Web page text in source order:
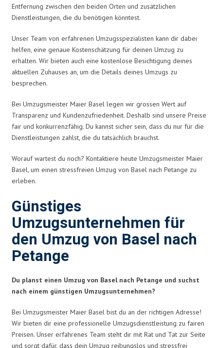
Entfernung zwischen den beiden Orten und zusätzlichen
Dienstleistungen, die du benötigen könntest.
Unser Team von erfahrenen Umzugsspezialisten kann dir dabei
helfen, eine genaue Kostenschätzung für deinen Umzug zu
erhalten. Wir bieten auch eine kostenlose Besichtigung deines
aktuellen Zuhauses an, um die Details deines Umzugs zu
besprechen.
Bei Umzugsmeister Maier Basel legen wir grossen Wert auf
Transparenz und Kundenzufriedenheit. Deshalb sind unsere Preise
fair und konkurrenzfähig. Du kannst sicher sein, dass du nur für die
Dienstleistungen zahlst, die du tatsächlich brauchst.
Worauf wartest du noch? Kontaktiere heute Umzugsmeister Maier
Basel, um einen stressfreien Umzug von Basel nach Petange zu
erleben.
Günstiges
Umzugsunternehmen für
den Umzug von Basel nach
Petange
Du planst einen Umzug von Basel nach Petange und suchst
nach einem günstigen Umzugsunternehmen?
Bei Umzugsmeister Maier Basel bist du an der richtigen Adresse!
Wir bieten dir eine professionelle Umzugsdienstleistung zu fairen
Preisen. Unser erfahrenes Team steht dir mit Rat und Tat zur Seite
und sorgt dafür, dass dein Umzug reibungslos und stressfrei